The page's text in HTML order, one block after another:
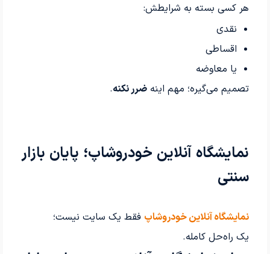
هر کسی بسته به شرایطش:
نقدی
اقساطی
یا معاوضه
تصمیم می‌گیره؛ مهم اینه ضرر نکنه.
نمایشگاه آنلاین خودروشاپ؛ پایان بازار
سنتی
نمایشگاه آنلاین خودروشاپ فقط یک سایت نیست؛
یک راه‌حل کامله.